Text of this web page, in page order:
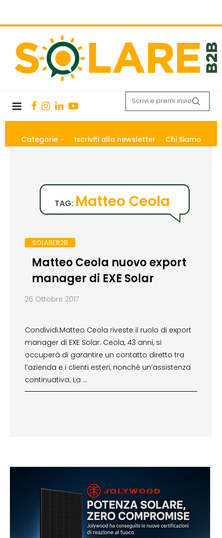
Categorie Iscriviti alla newsletter Chi Siamo
TAG: Matteo Ceola
SOLAREB2B
Matteo Ceola nuovo export
manager di EXE Solar
26 Ottobre 2017
Condividi:Matteo Ceola riveste il ruolo di export
manager di EXE Solar. Ceola, 43 anni, si
occuperà di garantire un contatto diretto tra
l’azienda e i clienti esteri, nonché un’assistenza
continuativa. La …